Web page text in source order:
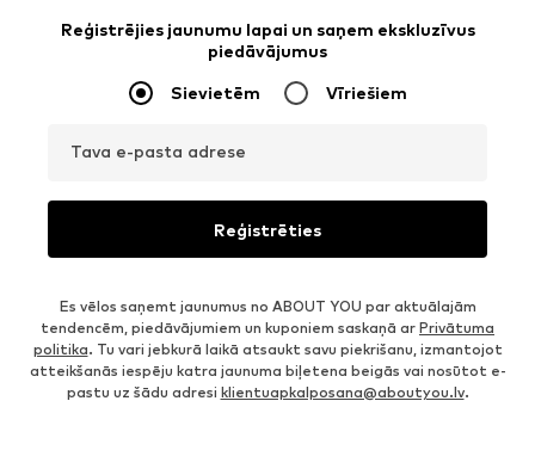
Reģistrējies jaunumu lapai un saņem ekskluzīvus
piedāvājumus
Sievietēm Vīriešiem
Tava e-pasta adrese
Reģistrēties
Es vēlos saņemt jaunumus no ABOUT YOU par aktuālajām
tendencēm, piedāvājumiem un kuponiem saskaņā ar Privātuma
politika. Tu vari jebkurā laikā atsaukt savu piekrišanu, izmantojot
atteikšanās iespēju katra jaunuma biļetena beigās vai nosūtot e-
pastu uz šādu adresi klientuapkalposana@aboutyou.lv.